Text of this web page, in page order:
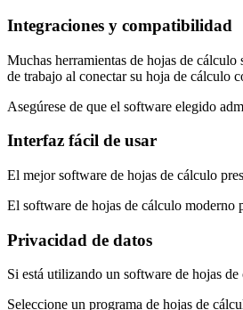
Integraciones y compatibilidad
Muchas herramientas de hojas de
de trabajo al conectar su hoja de cálculo
Asegúrese de que el software elegido
Interfaz fácil de usar
El mejor software de hojas de cálculo
El software de hojas de cálculo moderno
Privacidad de datos
Si está utilizando un software de hojas
Seleccione un programa de hojas de